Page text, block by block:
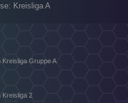
Kreisliga A
Kreisliga Gruppe A
Kreisliga 2